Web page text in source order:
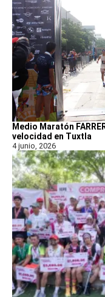
Medio Maratón
velocidad en Tuxtla
4 junio, 2026